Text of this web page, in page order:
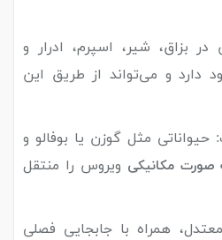
بزاق، شیر، اسپرم، ادرار و
دارد و می‌تواند از طریق این
مثل گوزن یا بوفالو و
صورت مکانیکی ویروس را منتقل
همراه با جابجایی فصلی